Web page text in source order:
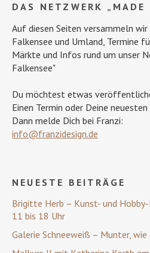
DAS NETZWERK „MADE
Auf diesen Seiten versammeln
Falkensee und Umland, Termine
Märkte und Infos rund um unser
Falkensee"
Du möchtest etwas
Einen Termin oder Deine
Dann melde Dich bei Franzi:
info@franzidesign.de
NEUESTE BEITRÄGE
Brigitte Herb – Kunst- und
11 bis 18 Uhr
Galerie Schneeweiß – Munter, wie